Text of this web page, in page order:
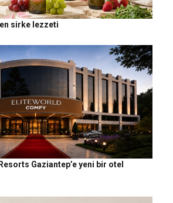
sirke lezzeti
Gaziantep’e yeni bir otel